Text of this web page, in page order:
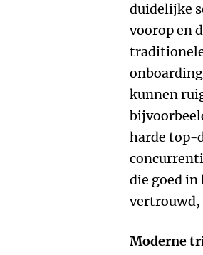
duidelijke
voorop en
kunnen
harde top-
die goed
vertrouwd,
Moderne